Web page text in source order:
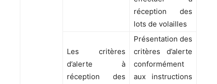
réception des
lots de volailles
Les critères
d’alerte à
réception des
Présentation des
critères d’alerte
conformément
aux instructions